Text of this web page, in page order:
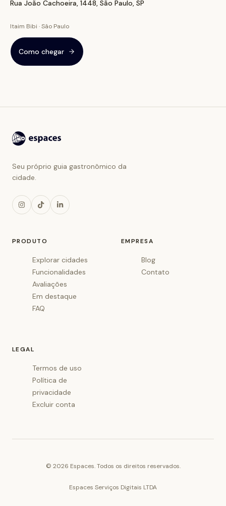
Rua João Cachoeira, 1448, São Paulo, SP
Itaim Bibi · São Paulo
Como chegar
Seu próprio guia gastronômico da
cidade.
PRODUTO
Explorar cidades
Funcionalidades
Avaliações
Em destaque
FAQ
EMPRESA
Blog
Contato
LEGAL
Termos de uso
Política de
privacidade
Excluir conta
© 2026 Espaces. Todos os direitos reservados.
Espaces Serviços Digitais LTDA